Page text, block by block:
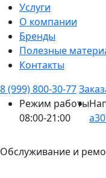
Услуги
О компании
Бренды
Полезные
Контакты
8 (999) 800-30-77
Режим работы
08:00-21:00
Обслуживание и